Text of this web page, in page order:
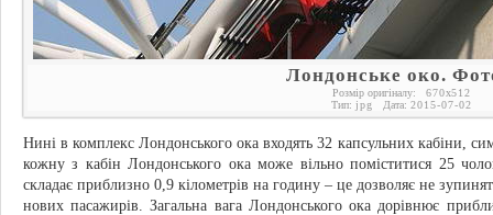
Лондонське око.
Розмір оригіналу: 670x512
Тип: jpg Дата: 2015-07-02
Нині в комплекс Лондонського ока входять 32 капсульних кабіни,
кожну з кабін Лондонського ока може вільно поміститися 25
складає приблизно 0,9 кілометрів на годину – це дозволяє не
нових пасажирів. Загальна вага Лондонського ока дорівнює